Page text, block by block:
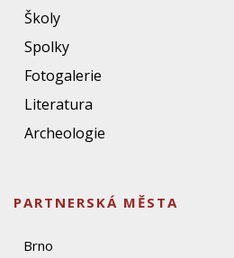
Školy
Spolky
Fotogalerie
Literatura
Archeologie
PARTNERSKÁ MĚSTA
Brno